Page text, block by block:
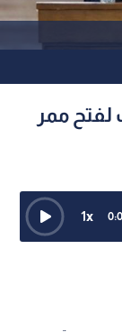
لفتح ممر
1x